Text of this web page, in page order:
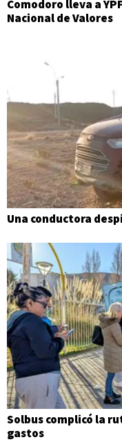
Comodoro lleva a
Nacional de Valores
Una conductora
Solbus complicó la
gastos